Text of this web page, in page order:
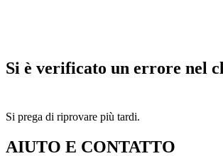
Si è verificato un errore nel
Si prega di riprovare più tardi.
AIUTO E CONTATTO